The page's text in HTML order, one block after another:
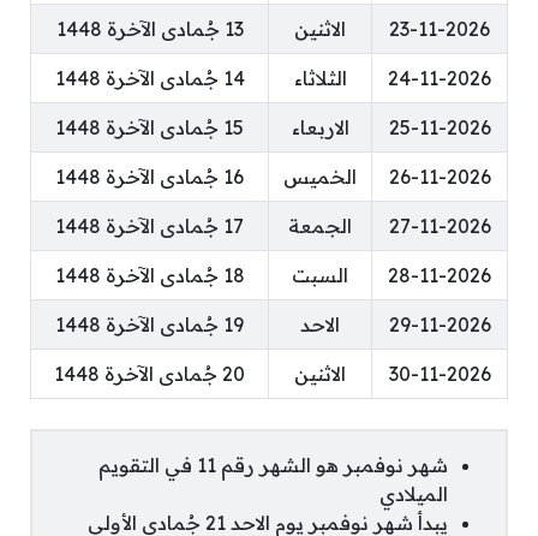
23-11-2026 الاثنين 13 جُمادى الآخرة 1448
24-11-2026 الثلاثاء 14 جُمادى الآخرة 1448
25-11-2026 الاربعاء 15 جُمادى الآخرة 1448
26-11-2026 الخميس 16 جُمادى الآخرة 1448
27-11-2026 الجمعة 17 جُمادى الآخرة 1448
28-11-2026 السبت 18 جُمادى الآخرة 1448
29-11-2026 الاحد 19 جُمادى الآخرة 1448
30-11-2026 الاثنين 20 جُمادى الآخرة 1448
شهر نوفمبر هو الشهر رقم 11 في التقويم
الميلادي
يبدأ شهر نوفمبر يوم الاحد 21 جُمادى الأولى